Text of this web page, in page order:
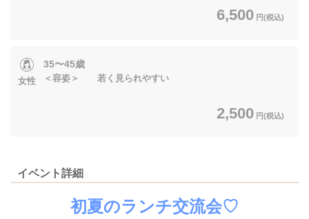
6,500 円(税込)
女性
35〜45歳
＜容姿＞ 若く見られやすい
2,500 円(税込)
イベント詳細
初夏のランチ交流会♡